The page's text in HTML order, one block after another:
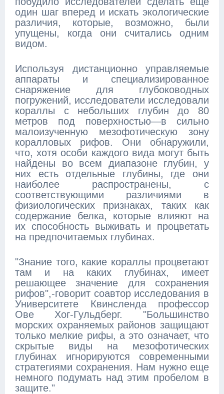
один шаг вперед и искать экологические
различия, которые, возможно, были
упущены, когда они считались одним
видом.
Используя дистанционно управляемые
аппараты и специализированное
снаряжение для глубоководных
погружений, исследователи исследовали
кораллы с небольших глубин до 80
метров под поверхностью—в сильно
малоизученную мезофотическую зону
коралловых рифов. Они обнаружили,
что, хотя особи каждого вида могут быть
найдены во всем диапазоне глубин, у
них есть отдельные глубины, где они
наиболее распространены, с
соответствующими различиями в
физиологических признаках, таких как
содержание белка, которые влияют на
их способность выживать и процветать
на предпочитаемых глубинах.
"Знание того, какие кораллы процветают
там и на каких глубинах, имеет
решающее значение для сохранения
рифов",-говорит соавтор исследования в
Университете Квинсленда профессор
Ове Хог-Гульдберг. "Большинство
морских охраняемых районов защищают
только мелкие рифы, а это означает, что
скрытые виды на мезофотических
глубинах игнорируются современными
стратегиями сохранения. Нам нужно еще
немного подумать над этим пробелом в
защите."